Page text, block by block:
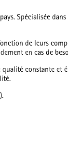
Spécialisée
de leurs
en cas de
constante et